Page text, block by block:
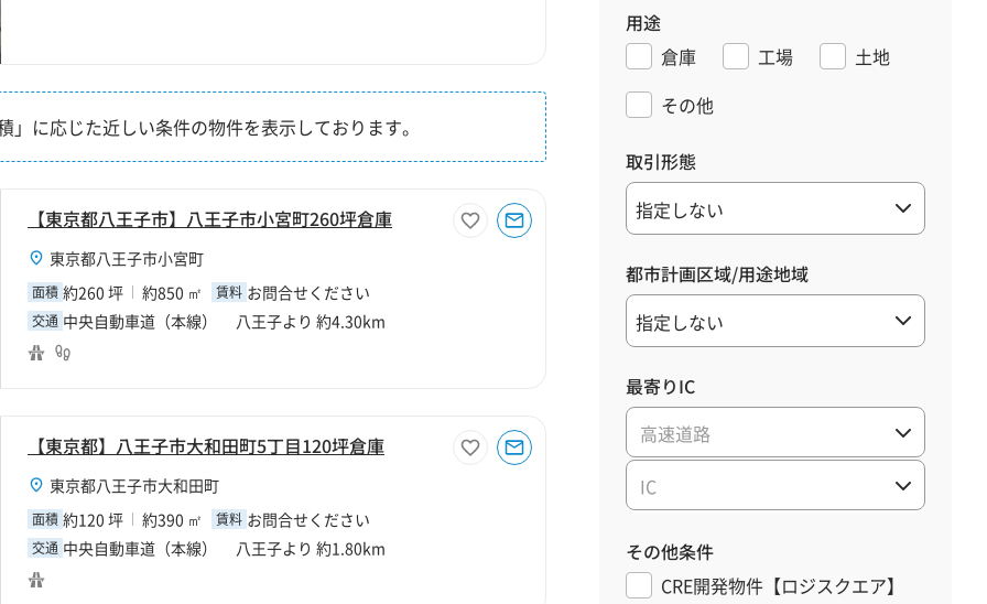
に応じた近しい条件の物件を表示しております。
【東京都八王子市】八王子市小宮町260坪倉庫
東京都八王子市小宮町
面積 約260 坪 約850 ㎡ 賃料 お問合せください
交通 中央自動車道（本線） 八王子より 約4.30km
【東京都】八王子市大和田町5丁目120坪倉庫
東京都八王子市大和田町
面積 約120 坪 約390 ㎡ 賃料 お問合せください
交通 中央自動車道（本線） 八王子より 約1.80km
用途
倉庫
工場
土地
その他
取引形態
都市計画区域/用途地域
最寄りIC
高速道路
IC
その他条件
CRE開発物件【ロジスクエア】